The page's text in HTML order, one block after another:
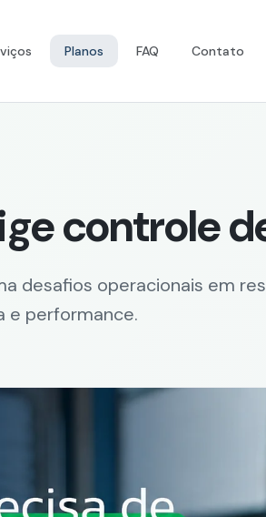
Planos FAQ Contato
controle
desafios operacionais em
e performance.